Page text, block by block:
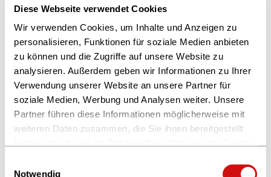
Diese Webseite verwendet Cookies
Wir verwenden Cookies, um Inhalte und Anzeigen zu
personalisieren, Funktionen für soziale Medien anbieten
zu können und die Zugriffe auf unsere Website zu
analysieren. Außerdem geben wir Informationen zu Ihrer
Verwendung unserer Website an unsere Partner für
soziale Medien, Werbung und Analysen weiter. Unsere
Partner führen diese Informationen möglicherweise mit
weiteren Daten zusammen, die Sie ihnen bereitgestellt
Weitere Informationen finden Sie in unserer
Notwendig